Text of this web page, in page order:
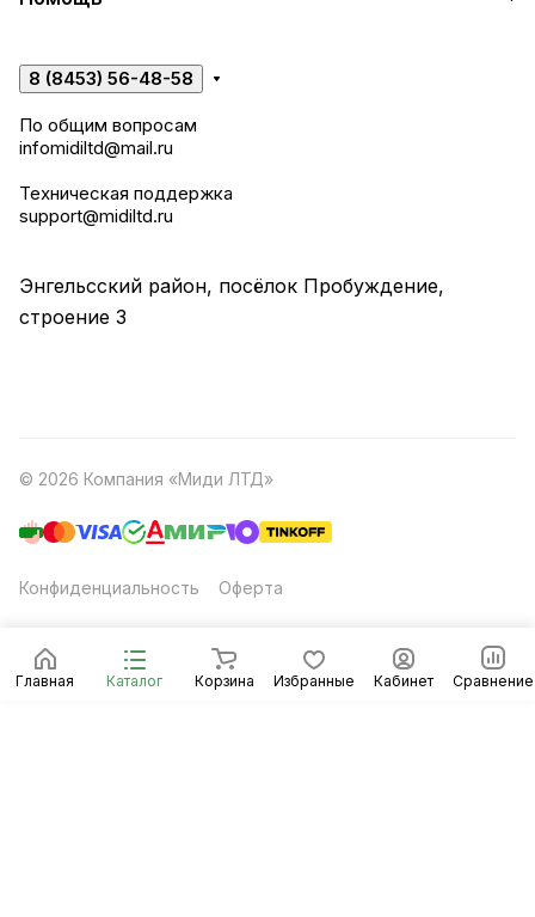
Главная Каталог Корзина Избранные Кабинет Сравнение
8 (8453) 56-48-58
По общим вопросам
infomidiltd@mail.ru
Техническая поддержка
support@midiltd.ru
Энгельсский район, посёлок Пробуждение,
строение 3
© 2026 Компания «Миди ЛТД»
Конфиденциальность Оферта